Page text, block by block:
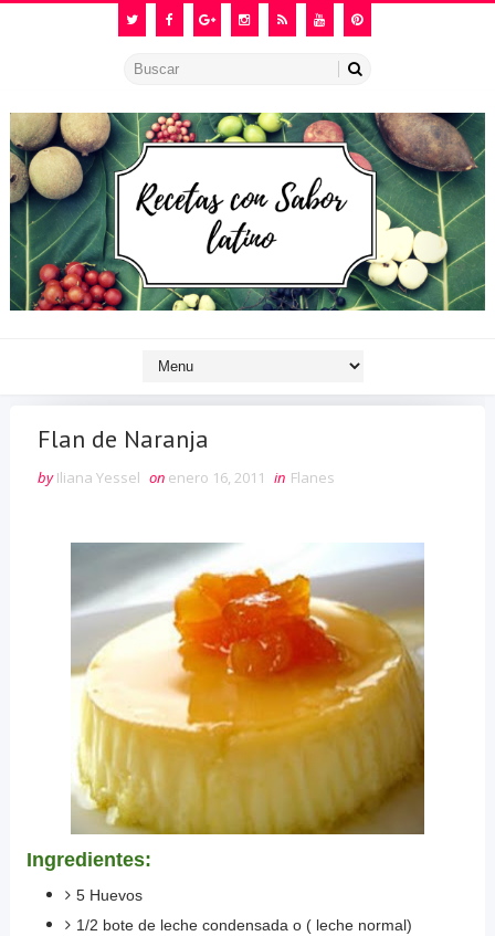
Flan de Naranja
by Iliana Yessel on enero 16, 2011 in Flanes
Ingredientes:
5 Huevos
1/2 bote de leche condensada o ( leche normal)